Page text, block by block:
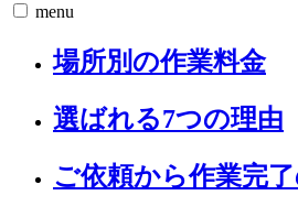
menu
場所別の作業料金
選ばれる7つの理由
ご依頼から作業完